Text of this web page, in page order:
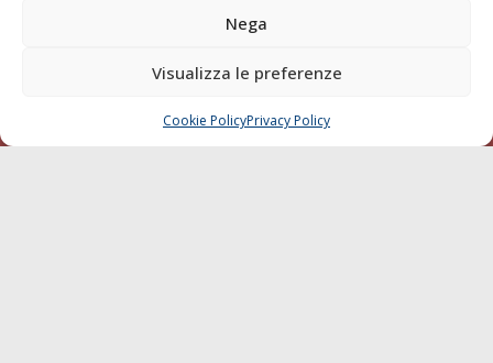
Nega
Visualizza le preferenze
Cookie PolicyPrivacy Policy
Diporto
Chi siamo
CHIAMA SCRIVI